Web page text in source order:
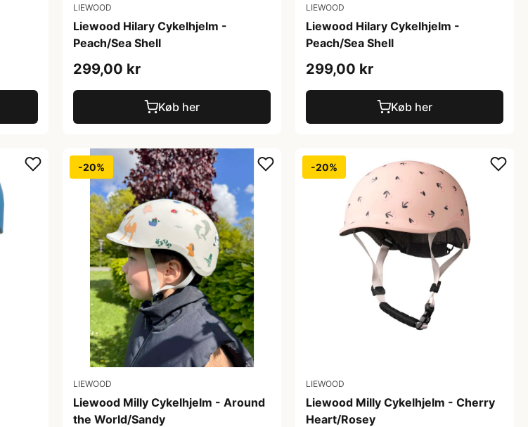
LIEWOOD
Liewood Hilary Cykelhjelm -
Peach/Sea Shell
299,00 kr
Køb her
LIEWOOD
Liewood Hilary Cykelhjelm -
Peach/Sea Shell
299,00 kr
Køb her
-20%
LIEWOOD
Liewood Milly Cykelhjelm - Around
the World/Sandy
-20%
LIEWOOD
Liewood Milly Cykelhjelm - Cherry
Heart/Rosey